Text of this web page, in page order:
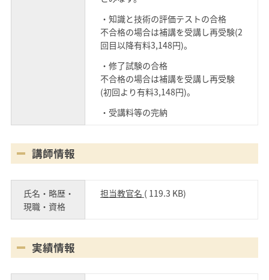
・知識と技術の評価テストの合格
不合格の場合は補講を受講し再受験(2
回目以降有料3,148円)。
・修了試験の合格
不合格の場合は補講を受講し再受験
(初回より有料3,148円)。
・受講料等の完納
講師情報
氏名・略歴・
現職・資格
担当教官名 ( 119.3 KB)
実績情報